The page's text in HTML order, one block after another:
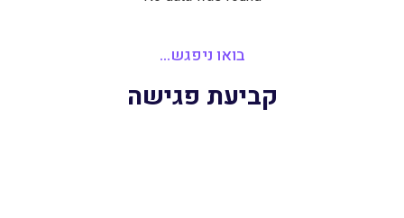
בואו ניפגש...
קביעת פגישה